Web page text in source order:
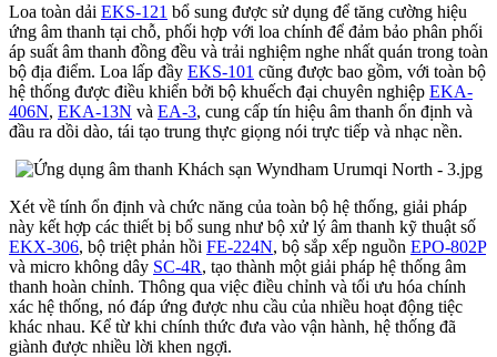
Loa toàn dải EKS-121 bổ sung được sử dụng để tăng cường hiệu
ứng âm thanh tại chỗ, phối hợp với loa chính để đảm bảo phân phối
áp suất âm thanh đồng đều và trải nghiệm nghe nhất quán trong toàn
bộ địa điểm. Loa lấp đầy EKS-101 cũng được bao gồm, với toàn bộ
hệ thống được điều khiển bởi bộ khuếch đại chuyên nghiệp EKA-
406N, EKA-13N và EA-3, cung cấp tín hiệu âm thanh ổn định và
đầu ra dồi dào, tái tạo trung thực giọng nói trực tiếp và nhạc nền.
Xét về tính ổn định và chức năng của toàn bộ hệ thống, giải pháp
này kết hợp các thiết bị bổ sung như bộ xử lý âm thanh kỹ thuật số
EKX-306, bộ triệt phản hồi FE-224N, bộ sắp xếp nguồn EPO-802P
và micro không dây SC-4R, tạo thành một giải pháp hệ thống âm
thanh hoàn chỉnh. Thông qua việc điều chỉnh và tối ưu hóa chính
xác hệ thống, nó đáp ứng được nhu cầu của nhiều hoạt động tiệc
khác nhau. Kể từ khi chính thức đưa vào vận hành, hệ thống đã
giành được nhiều lời khen ngợi.